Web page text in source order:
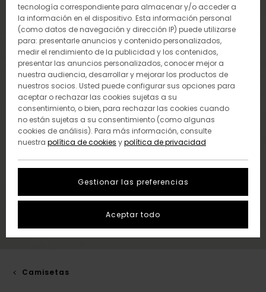
Camisetas
tecnología correspondiente para almacenar y/o acceder a
la información en el dispositivo. Esta información personal
(como datos de navegación y dirección IP) puede utilizarse
para: presentarle anuncios y contenido personalizados,
medir el rendimiento de la publicidad y los contenidos,
presentar las anuncios personalizados, conocer mejor a
nuestra audiencia, desarrollar y mejorar los productos de
nuestros socios. Usted puede configurar sus opciones para
aceptar o rechazar las cookies sujetas a su
consentimiento, o bien, para rechazar las cookies cuando
no están sujetas a su consentimiento (como algunas
cookies de análisis). Para más información, consulte
nuestra política de cookies ypolítica de privacidad
Gestionar las preferencias
Aceptar todo